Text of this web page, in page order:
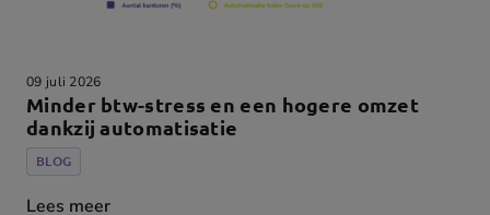
09 juli 2026
Minder btw-stress en een hogere omzet
dankzij automatisatie
BLOG
Lees meer